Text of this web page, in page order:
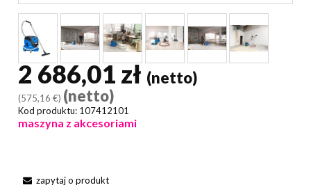
2 686,01 zł(netto)
(575,16 €) (netto)
Kod produktu: 107412101
maszyna z akcesoriami
zapytaj o produkt